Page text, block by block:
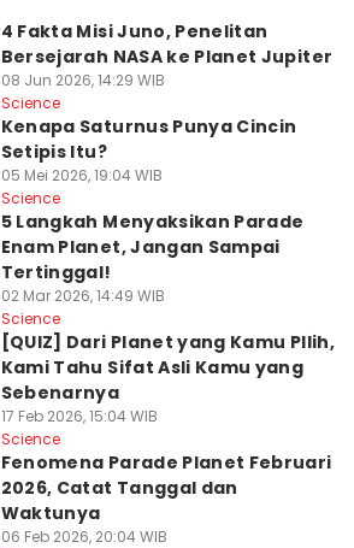
4 Fakta Misi Juno, Penelitan
Bersejarah NASA ke Planet Jupiter
08 Jun 2026, 14:29 WIB
Science
Kenapa Saturnus Punya Cincin
Setipis Itu?
05 Mei 2026, 19:04 WIB
Science
5 Langkah Menyaksikan Parade
Enam Planet, Jangan Sampai
Tertinggal!
02 Mar 2026, 14:49 WIB
Science
[QUIZ] Dari Planet yang Kamu PIlih,
Kami Tahu Sifat Asli Kamu yang
Sebenarnya
17 Feb 2026, 15:04 WIB
Science
Fenomena Parade Planet Februari
2026, Catat Tanggal dan
Waktunya
06 Feb 2026, 20:04 WIB